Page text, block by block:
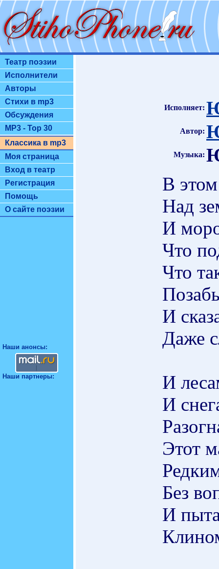
Театр поэзии
Исполнители
Авторы
Стихи в mp3
Обсуждения
MP3 - Top 30
Классика в mp3
Моя страница
Вход в театр
Регистрация
Помощь
О сайте поэзии
Наши анонсы:
Наши партнеры:
Исполняет:
Автор:
Музыка:
В
Над
И
Что
Что
И
Даже
И
И
Этот
Без
И